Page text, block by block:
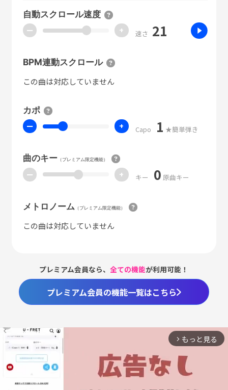
自動スクロール速度
ー + 速さ 21
BPM連動スクロール
この曲は対応していません
カポ
ー + Capo 1 ★簡単弾き
曲のキー（プレミアム限定機能）
ー + キー 0 原曲キー
メトロノーム （プレミアム限定機能）
この曲は対応していません
プレミアム会員なら、全ての機能が利用可能！
プレミアム会員の機能一覧はこちら
arrow_forward_ios もっと見る